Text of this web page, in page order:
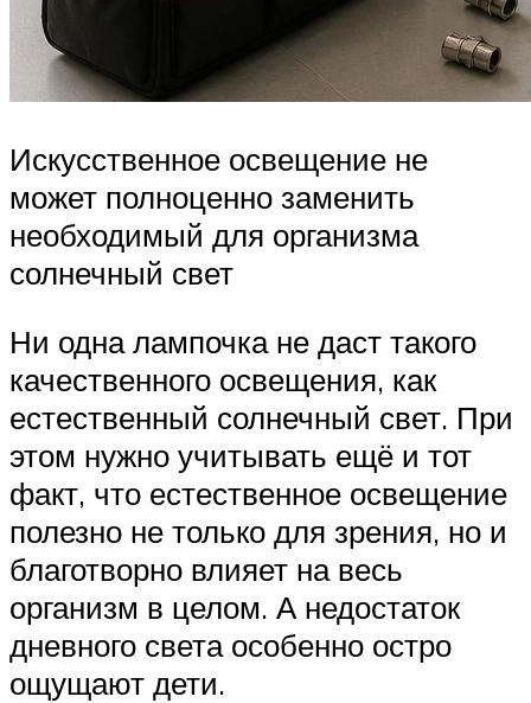
Искусственное освещение не
может полноценно заменить
необходимый для организма
солнечный свет
Ни одна лампочка не даст такого
качественного освещения, как
естественный солнечный свет. При
этом нужно учитывать ещё и тот
факт, что естественное освещение
полезно не только для зрения, но и
благотворно влияет на весь
организм в целом. А недостаток
дневного света особенно остро
ощущают дети.